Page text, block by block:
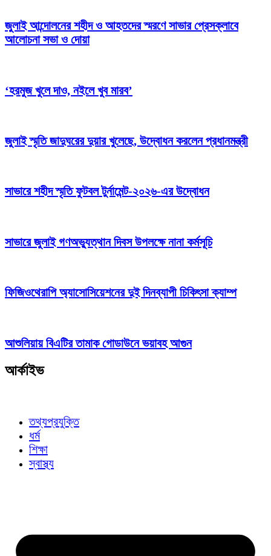
জুলাই আন্দোলনের শহীদ ও আহতদের স্মরণে সাভার প্রেসক্লাবে
আলোচনা সভা ও দোয়া
‘হরমুজ খুলে দাও, নইলে খুব মারব’
জুলাই স্মৃতি জাদুঘরের দুয়ার খুলেছে, উদ্বোধন করলেন প্রধানমন্ত্রী
সাভারে শহীদ স্মৃতি ফুটবল টুর্নামেন্ট-২০২৬-এর উদ্বোধন
সাভারে জুলাই গণঅভ্যুত্থান দিবস উপলক্ষে নানা কর্মসূচি
ফিজিওথেরাপি অ্যাসোসিয়েশনের দুই দিনব্যাপী চিকিৎসা ক্যাম্প
আশুলিয়ায় বিএটির তামাক গোডাউনে ভয়াবহ আগুন
আর্কাইভ
তথ্যপ্রযুক্তি
ধর্ম
শিক্ষা
স্বাস্থ্য